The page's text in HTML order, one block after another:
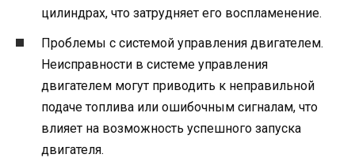
цилиндрах, что затрудняет его воспламенение.
Проблемы с системой управления двигателем.
Неисправности в системе управления
двигателем могут приводить к неправильной
подаче топлива или ошибочным сигналам, что
влияет на возможность успешного запуска
двигателя.